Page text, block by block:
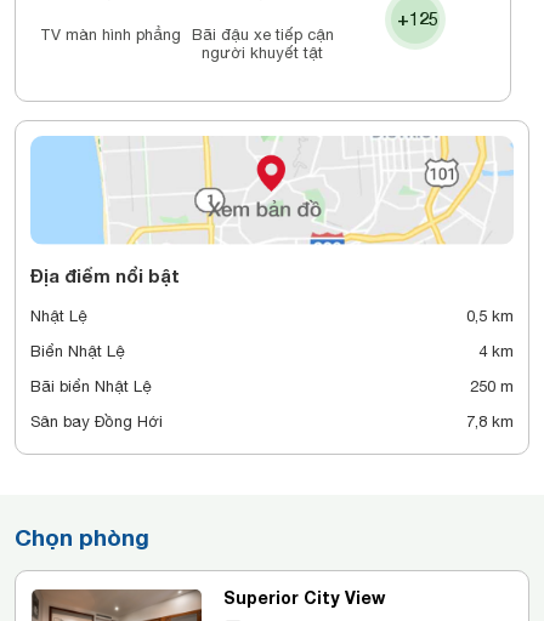
TV màn hình phẳng
Bãi đậu xe tiếp cận
người khuyết tật
+125
Địa điểm nổi bật
Nhật Lệ
0,5 km
Biển Nhật Lệ
4 km
Bãi biển Nhật Lệ
250 m
Sân bay Đồng Hới
7,8 km
Chọn phòng
Superior City View